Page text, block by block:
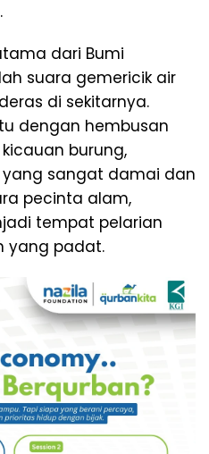
dari Bumi
suara gemericik air
di sekitarnya.
dengan hembusan
burung,
sangat damai dan
pecinta alam,
tempat pelarian
yang padat.